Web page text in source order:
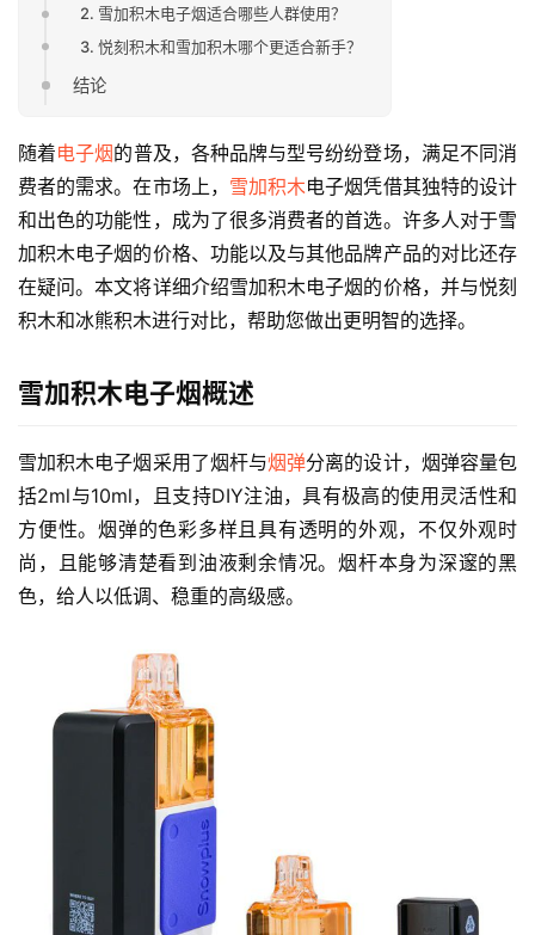
2. 雪加积木电子烟适合哪些人群使用？
3. 悦刻积木和雪加积木哪个更适合新手？
结论
随着电子烟的普及，各种品牌与型号纷纷登场，满足不同消
费者的需求。在市场上， 雪加积木电子烟凭借其独特的设计
和出色的功能性，成为了很多消费者的首选。许多人对于雪
加积木电子烟的价格、功能以及与其他品牌产品的对比还存
在疑问。本文将详细介绍雪加积木电子烟的价格，并与悦刻
积木和冰熊积木进行对比，帮助您做出更明智的选择。
雪加积木电子烟概述
雪加积木电子烟采用了烟杆与烟弹分离的设计，烟弹容量包
括2ml与10ml，且支持DIY注油，具有极高的使用灵活性和
方便性。烟弹的色彩多样且具有透明的外观，不仅外观时
尚，且能够清楚看到油液剩余情况。烟杆本身为深邃的黑
色，给人以低调、稳重的高级感。